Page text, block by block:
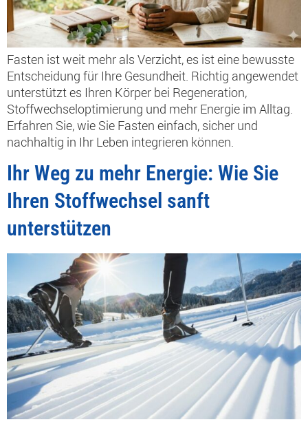
Fasten ist weit mehr als Verzicht, es ist eine bewusste
Entscheidung für Ihre Gesundheit. Richtig angewendet
unterstützt es Ihren Körper bei Regeneration,
Stoffwechseloptimierung und mehr Energie im Alltag.
Erfahren Sie, wie Sie Fasten einfach, sicher und
nachhaltig in Ihr Leben integrieren können.
Ihr Weg zu mehr Energie: Wie Sie
Ihren Stoffwechsel sanft
unterstützen